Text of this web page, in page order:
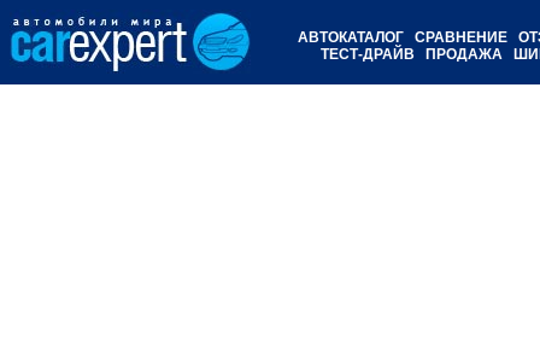
АВТОКАТАЛОГ СРАВНЕНИЕ
ТЕСТ-ДРАЙВ
ПРОДАЖА